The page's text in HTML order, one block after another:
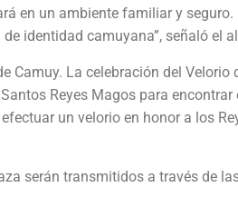
en un ambiente familiar y
identidad camuyana”, señaló el
La celebración del Velorio
Reyes Magos para
un velorio en honor a los
serán transmitidos a través de